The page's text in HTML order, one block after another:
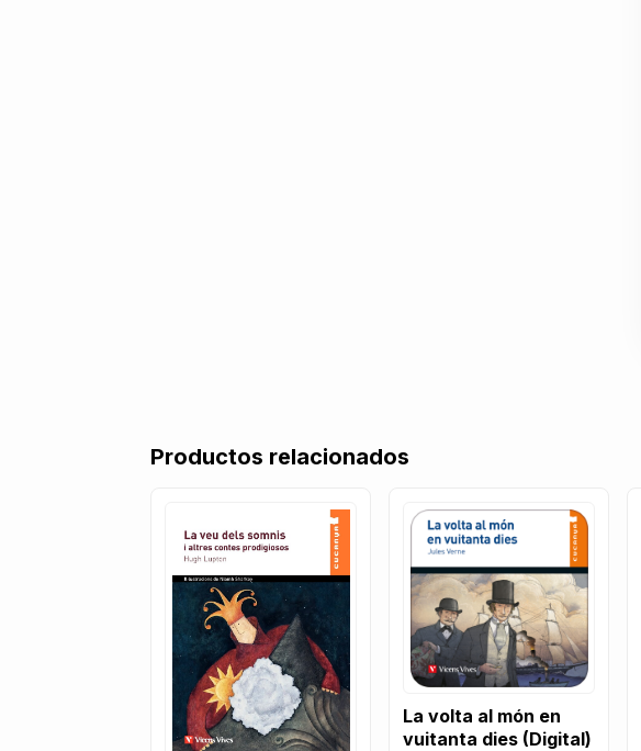
Productos relacionados
La volta al món en
vuitanta dies (Digital)